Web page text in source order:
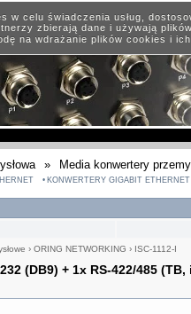
w celu świadczenia usług,
zbierają dane i używają
na wdrażanie plików cookies i
» Media konwertery
KONWERTERY GIGABIT ETHERNET
› ORING NETWORKING › ISC-1112-I
(DB9) + 1x RS-422/485